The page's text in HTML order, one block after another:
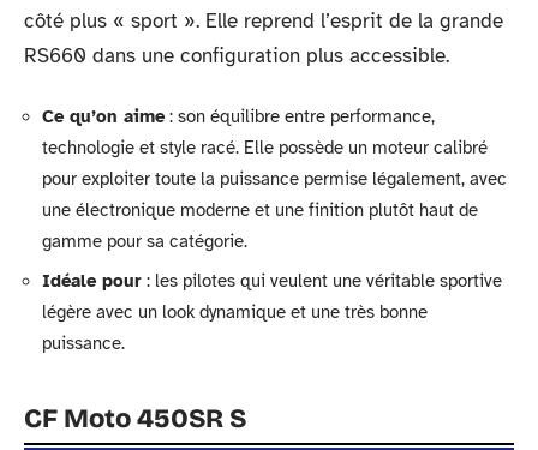
côté plus « sport ». Elle reprend l’esprit de la grande
RS660 dans une configuration plus accessible.
Ce qu’on aime: son équilibre entre performance,
technologie et style racé. Elle possède un moteur calibré
pour exploiter toute la puissance permise légalement, avec
une électronique moderne et une finition plutôt haut de
gamme pour sa catégorie.
Idéale pour : les pilotes qui veulent une véritable sportive
légère avec un look dynamique et une très bonne
puissance.
CF Moto 450SR S